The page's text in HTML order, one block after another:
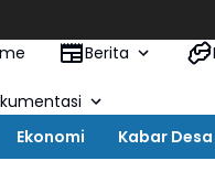
Berita
Ekonomi Kabar Desa